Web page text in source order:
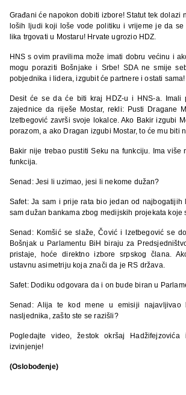
Građani će napokon dobiti izbore! Statut tek dolazi
loših ljudi koji loše vode politiku i vrijeme je da se
lika trgovati u Mostaru! Hrvate ugrozio HDZ.
HNS s ovim pravilima može imati dobru većinu i
mogu poraziti Bošnjake i Srbe! SDA ne smije
pobjednika i lidera, izgubit će partnere i ostati sama!
Desit će se da će biti kraj HDZ-u i HNS-a. Imali
zajednice da riješe Mostar, rekli: Pusti Dragane
Izetbegović završi svoje lokalce. Ako Bakir izgubi
porazom, a ako Dragan izgubi Mostar, to će mu biti
Bakir nije trebao pustiti Seku na funkciju. Ima više
funkcija.
Senad: Jesi li uzimao, jesi li nekome dužan?
Safet: Ja sam i prije rata bio jedan od najbogatijih
sam dužan bankama zbog medijskih projekata koje
Senad: Komšić se slaže, Čović i Izetbegović se
Bošnjak u Parlamentu BiH biraju za
pristaje, hoće direktno izbore srpskog člana.
ustavnu asimetriju koja znači da je RS država.
Safet: Dodiku odgovara da i on bude biran u
Senad: Alija te kod mene u emisiji najavljivao
nasljednika, zašto ste se razišli?
Pogledajte video, žestok okršaj
izvinjenje!
(Oslobođenje)